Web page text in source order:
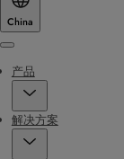
China
Menu
产品
解决方案